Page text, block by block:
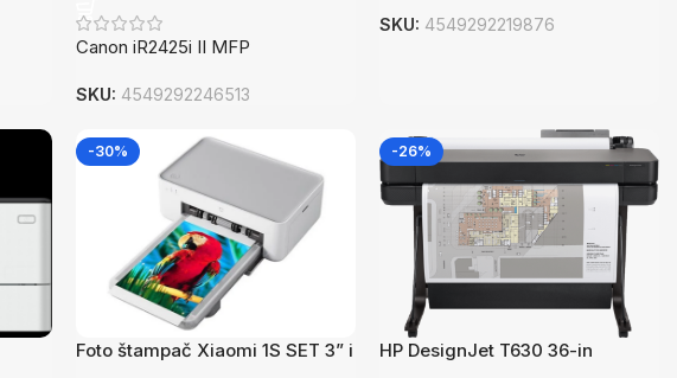
Canon iR2425i II MFP
SKU: 4549292246513
SKU: 4549292219876
-30%
Foto štampač Xiaomi 1S SET 3” i
-26%
HP DesignJet T630 36-in